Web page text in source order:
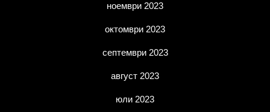
ноември 2023
октомври 2023
септември 2023
август 2023
юли 2023